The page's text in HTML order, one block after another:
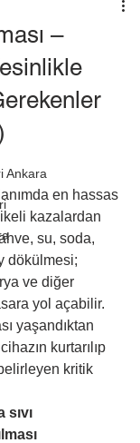
Ankara
–
en hassas
kazalardan
su, soda,
dökülmesi;
ve diğer
yol açabilir.
yaşandıktan
kurtarılıp
kritik
sıvı